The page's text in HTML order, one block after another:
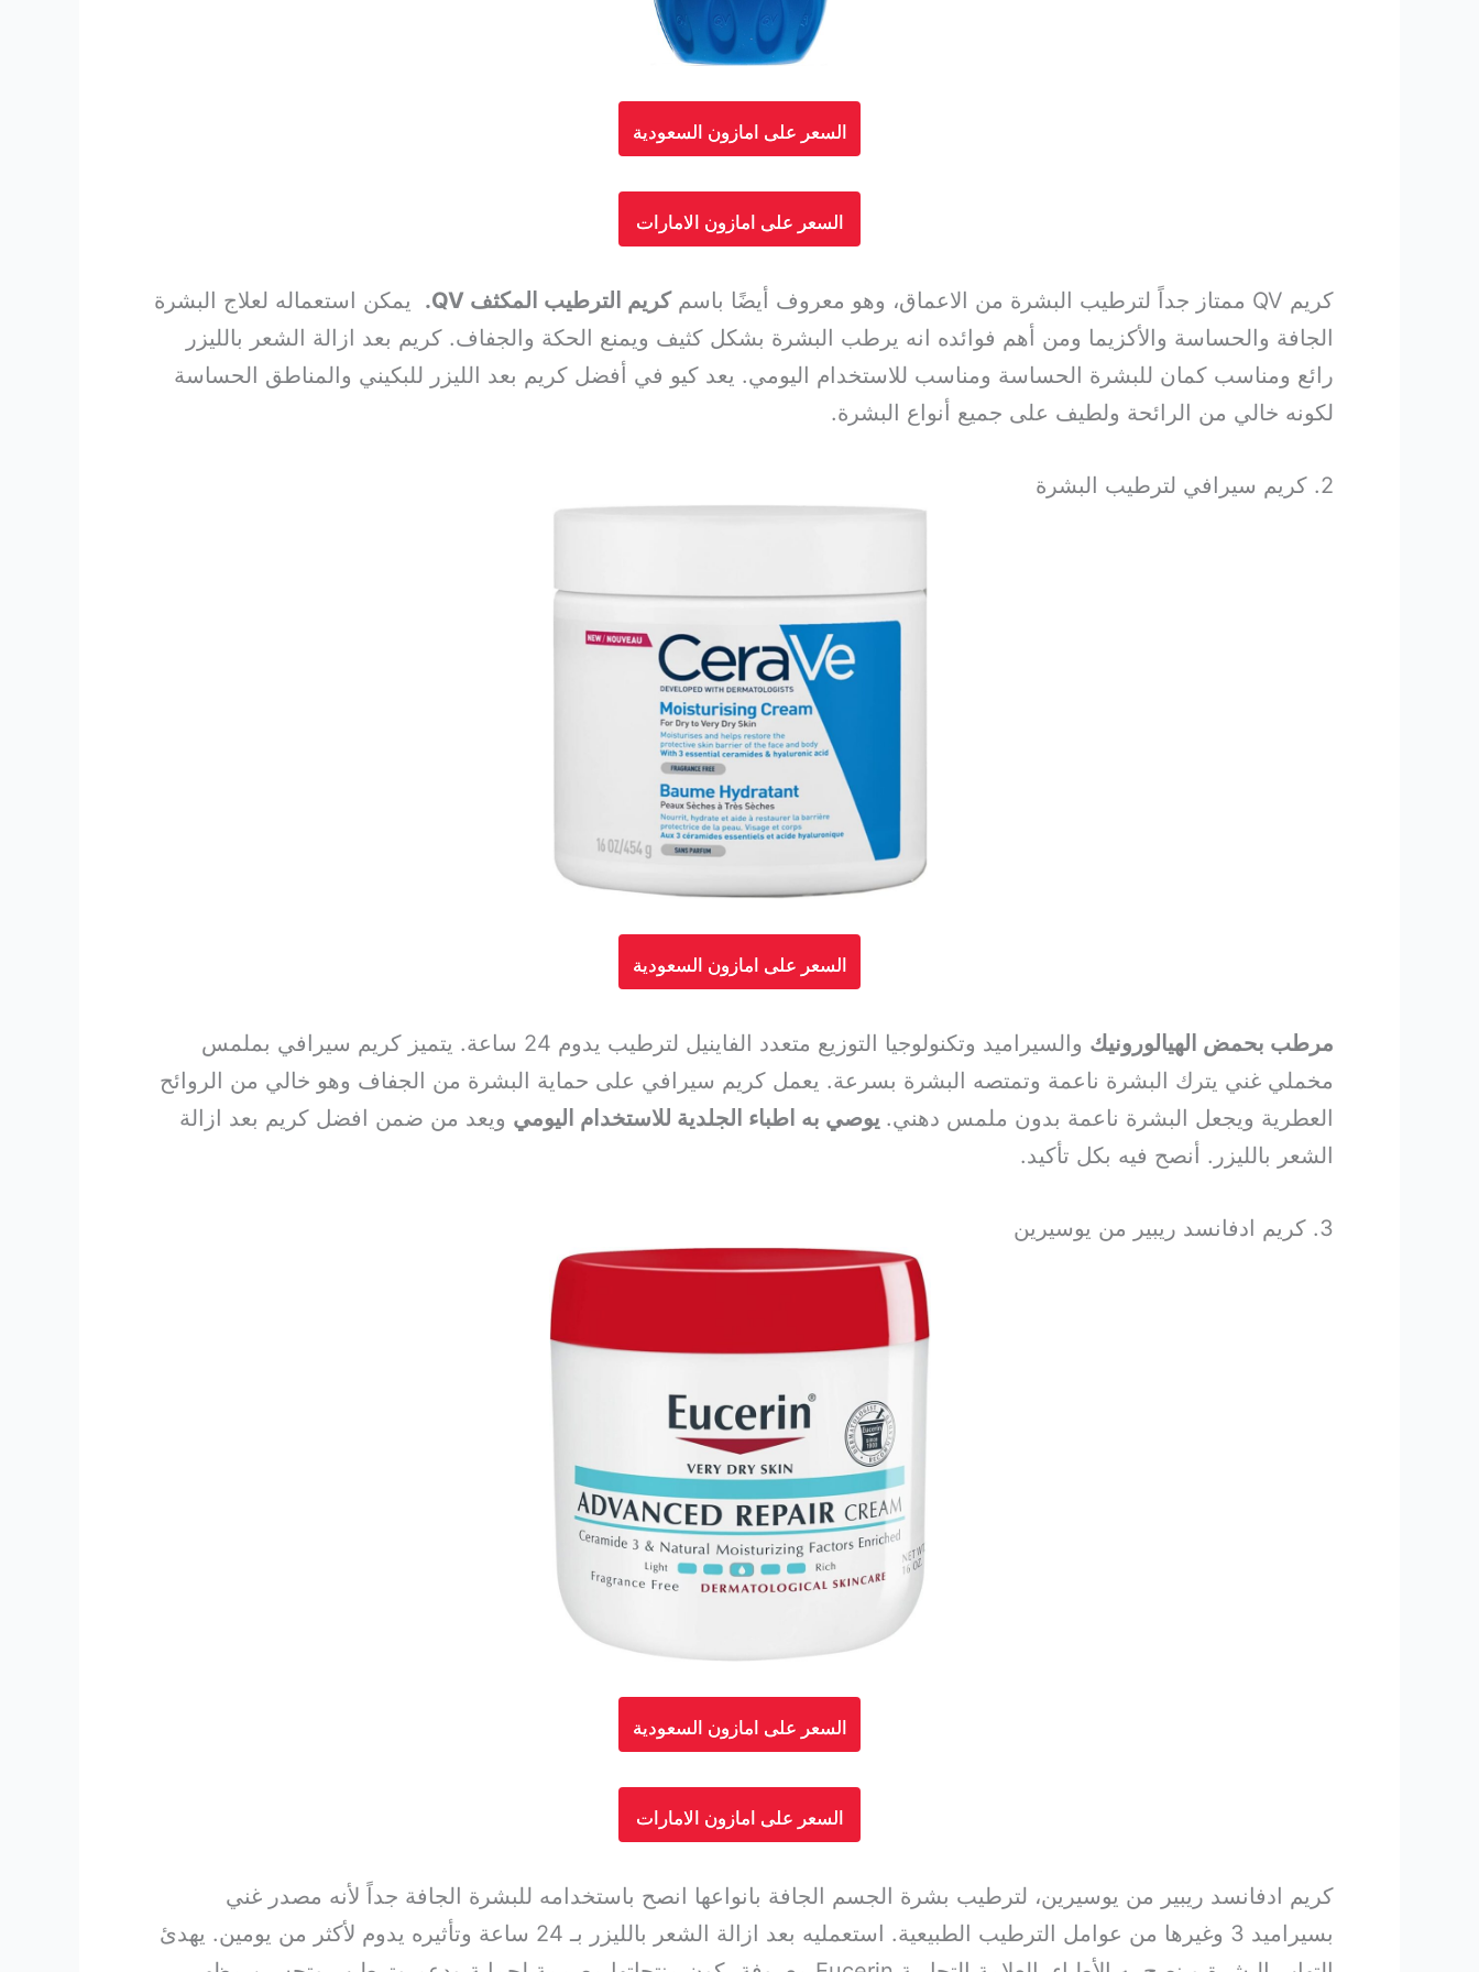
السعر على امازون السعودية
السعر على امازون الامارات
كريم QV ممتاز جداً لترطيب البشرة من الاعماق، وهو معروف أيضًا باسم كريم الترطيب المكثف QV.
يمكن استعماله لعلاج البشرة
الجافة والحساسة والأكزيما ومن أهم فوائده انه يرطب البشرة بشكل كثيف ويمنع الحكة والجفاف. كريم بعد ازالة الشعر بالليزر
رائع ومناسب كمان للبشرة الحساسة ومناسب للاستخدام اليومي. يعد كيو في أفضل كريم بعد الليزر للبكيني والمناطق الحساسة
لكونه خالي من الرائحة ولطيف على جميع أنواع البشرة.
2. كريم سيرافي لترطيب البشرة
السعر على امازون السعودية
مرطب بحمض الهيالورونيك
والسيراميد وتكنولوجيا التوزيع متعدد الفاينيل لترطيب يدوم 24 ساعة. يتميز كريم سيرافي بملمس
مخملي غني يترك البشرة ناعمة وتمتصه البشرة بسرعة. يعمل كريم سيرافي على حماية البشرة من الجفاف وهو خالي من الروائح
العطرية ويجعل البشرة ناعمة بدون ملمس دهني. يوصي به اطباء الجلدية للاستخدام اليومي ويعد من ضمن افضل كريم بعد ازالة
الشعر بالليزر. أنصح فيه بكل تأكيد.
3. كريم ادفانسد ريبير من يوسيرين
السعر على امازون السعودية
السعر على امازون الامارات
كريم ادفانسد ريبير من يوسيرين، لترطيب بشرة الجسم الجافة بانواعها انصح باستخدامه للبشرة الجافة جداً لأنه مصدر غني
بسيراميد 3 وغيرها من عوامل الترطيب الطبيعية. استعمليه بعد ازالة الشعر بالليزر بـ 24 ساعة وتأثيره يدوم لأكثر من يومين. يهدئ